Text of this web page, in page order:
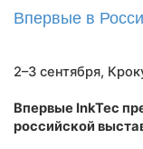
Впервые в
2–3 сентября,
Впервые InkTec
российской